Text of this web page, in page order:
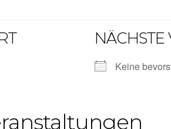
NÄCHSTE
Keine